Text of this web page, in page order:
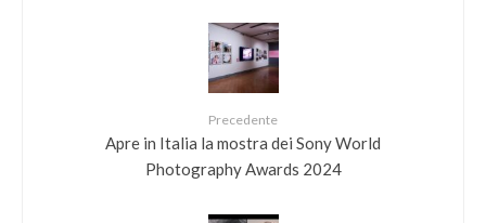
Precedente
Apre in Italia la mostra dei ​Sony World
Photography Awards 2024